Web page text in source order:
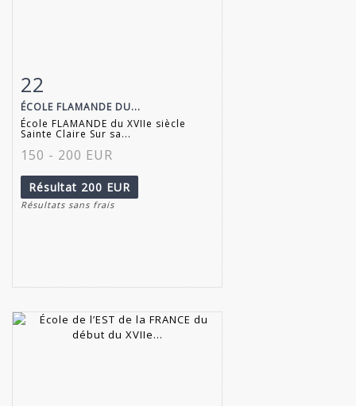
Fiche détaillée
22
ÉCOLE FLAMANDE DU...
École FLAMANDE du XVIIe siècle
Sainte Claire Sur sa...
150 - 200 EUR
Résultat 200 EUR
Résultats sans frais